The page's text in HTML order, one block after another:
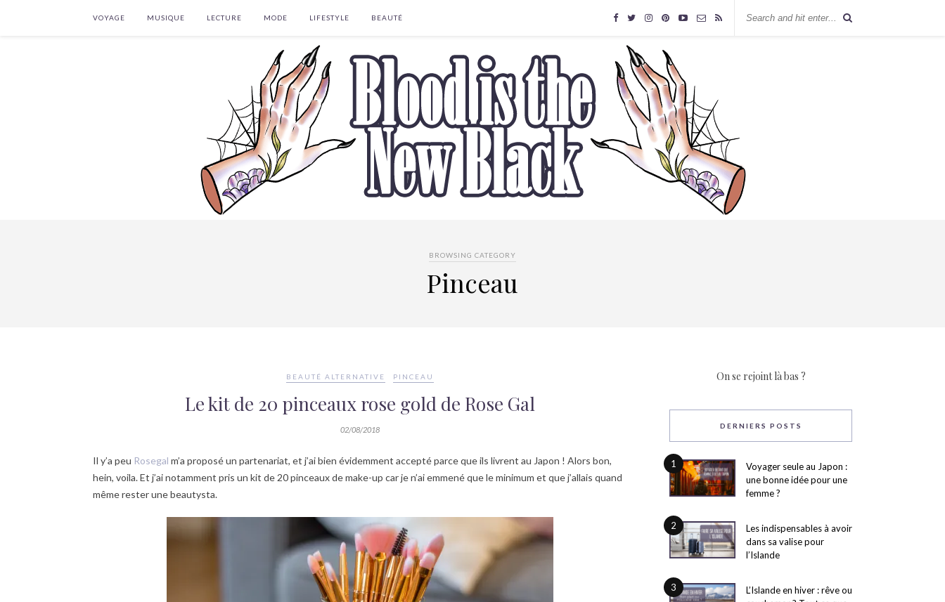
VOYAGE MUSIQUE LECTURE MODE LIFESTYLE BEAUTÉ
BROWSING CATEGORY
Pinceau
BEAUTÉ ALTERNATIVE PINCEAU
Le kit de 20 pinceaux rose gold de Rose Gal
02/08/2018
Il y’a peu Rosegal m’a proposé un partenariat, et j’ai bien évidemment accepté parce que ils livrent au Japon ! Alors bon,
hein, voila. Et j’ai notamment pris un kit de 20 pinceaux de make-up car je n’ai emmené que le minimum et que j’allais quand
même rester une beautysta.
On se rejoint là bas ?
DERNIERS POSTS
1
Voyager seule au Japon :
une bonne idée pour une
femme ?
2
Les indispensables à avoir
dans sa valise pour
l’Islande
3
L’Islande en hiver : rêve ou